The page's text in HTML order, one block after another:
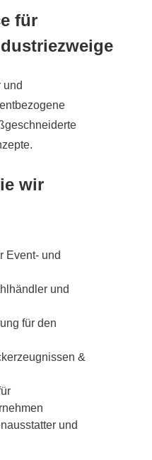
für
und
wir
Event- und
und
für den
&
und